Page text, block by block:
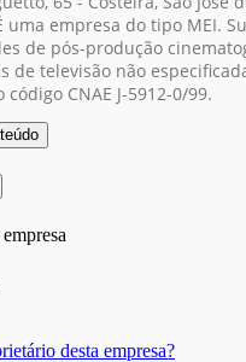
uma empresa do tipo MEI.
de pós-produção
de televisão não
CNAE J-5912-0/99.
desta empresa?